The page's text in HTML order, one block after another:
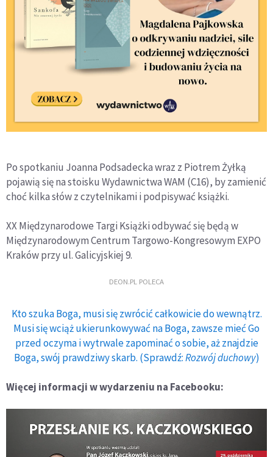
Po spotkaniu Joanna Podsadecka wraz z Piotrem Żyłką
pojawią się na stoisku Wydawnictwa WAM (C16), by zamienić
choć kilka słów z czytelnikami i podpisywać książki.
XX Międzynarodowe Targi Książki odbywać się będą w
Międzynarodowym Centrum Targowo-Kongresowym EXPO
Kraków przy ul. Galicyjskiej 9.
DEON.PL POLECA
Kto szuka Boga, musi się zwrócić całkowicie do wewnątrz.
Musi się wciąż ukierunkowywać na Boga, zawsze mieć Go
przed oczyma i wytrwale zapominać o sobie, aż znajdzie
Boga, swój prawdziwy skarb. (Sprawdź:Rozwój duchowy)
Więcej informacji w wydarzeniu na Facebooku: